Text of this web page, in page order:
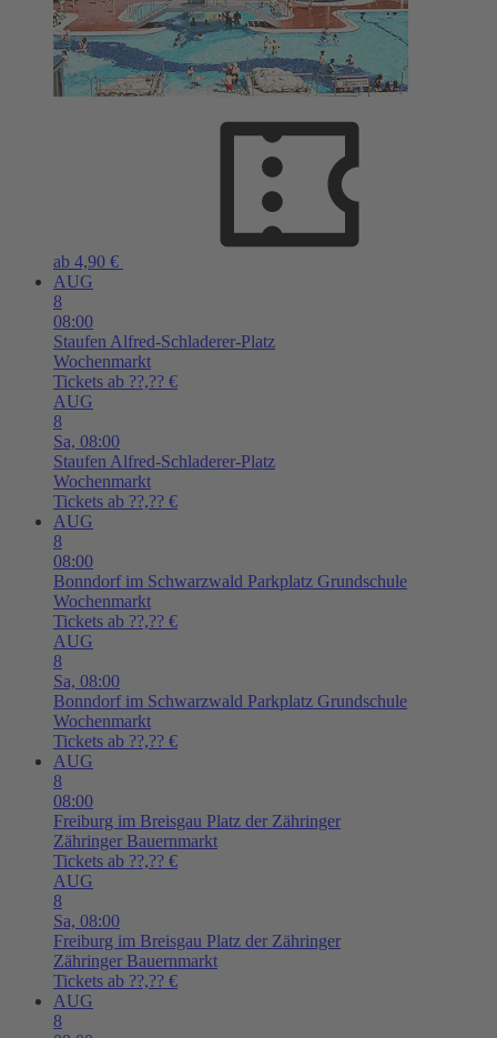
ab 4,90 €
AUG
8
08:00
Staufen Alfred-Schladerer-Platz
Wochenmarkt
Tickets ab ??,?? €
AUG
8
Sa, 08:00
Staufen Alfred-Schladerer-Platz
Wochenmarkt
Tickets ab ??,?? €
AUG
8
08:00
Bonndorf im Schwarzwald Parkplatz Grundschule
Wochenmarkt
Tickets ab ??,?? €
AUG
8
Sa, 08:00
Bonndorf im Schwarzwald Parkplatz Grundschule
Wochenmarkt
Tickets ab ??,?? €
AUG
8
08:00
Freiburg im Breisgau Platz der Zähringer
Zähringer Bauernmarkt
Tickets ab ??,?? €
AUG
8
Sa, 08:00
Freiburg im Breisgau Platz der Zähringer
Zähringer Bauernmarkt
Tickets ab ??,?? €
AUG
8